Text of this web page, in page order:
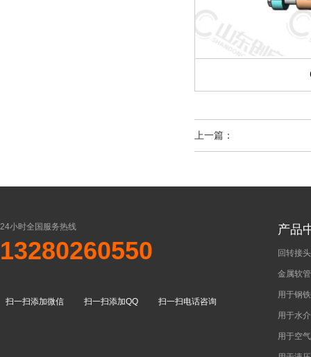
上一篇：
24小时全国服务热线
13280260550
扫一扫添加微信 扫一扫添加QQ 扫一扫电话咨询
产品
回转接
金属软
用于钢
用于水
用于空